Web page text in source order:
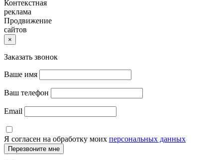
Контекстная
реклама
Продвижение
сайтов
×
Заказать звонок
Ваше имя
Ваш телефон
Email
Я согласен на обработку моих персональных данных